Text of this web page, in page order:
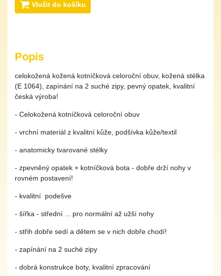
Vložit do košíku
Popis
celokožená kožená kotníčková celoroční obuv, kožená stélka
(E 1064), zapínání na 2 suché zipy, pevný opatek, kvalitní
česká výroba!
- Celokožená kotníčková celoroční obuv
- vrchní materiál z kvalitní kůže, podšívka kůže/textil
- anatomicky tvarované stélky
- zpevněný opatek + kotníčková bota - dobře drží nohy v
rovném postavení!
- kvalitní podešve
- šířka - střední ... pro normální až užší nohy
- střih dobře sedí a dětem se v nich dobře chodí!
- zapínání na 2 suché zipy
- dobrá konstrukce boty, kvalitní zpracování